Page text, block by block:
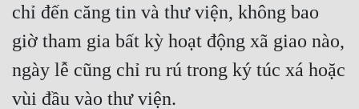
chỉ đến căng tin và thư viện, không bao
giờ tham gia bất kỳ hoạt động xã giao nào,
ngày lễ cũng chỉ ru rú trong ký túc xá hoặc